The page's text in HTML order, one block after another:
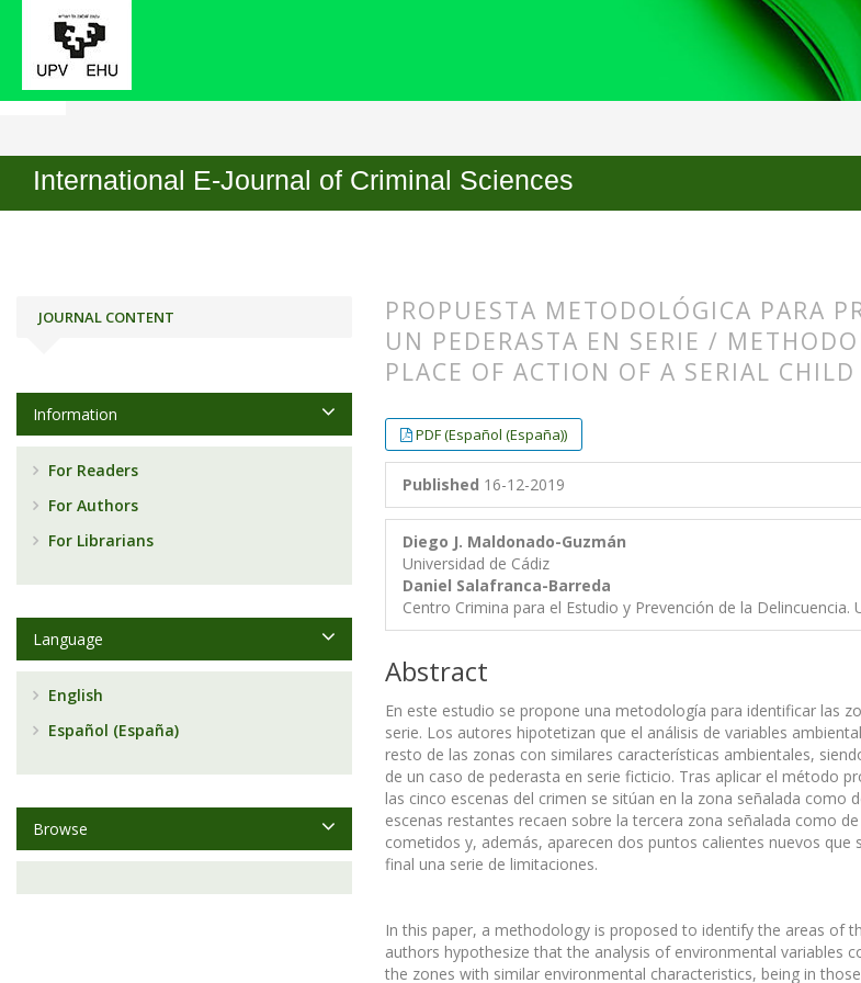
International E-Journal of Criminal Sciences
Home Archives No. 14 (2019): Special Issue Articles
PROPUESTA METODOLÓGICA PARA
UN PEDERASTA EN SERIE /
PLACE OF ACTION OF A SERIAL
PDF (Español (España))
Published 16-12-2019
Diego J. Maldonado-Guzmán
Universidad de Cádiz
Daniel Salafranca-Barreda
Centro Crimina para el Estudio y Prevención de la Delincuencia.
Abstract
En este estudio se propone una metodología para identificar las
serie. Los autores hipotetizan que el análisis de variables
resto de las zonas con similares características ambientales,
de un caso de pederasta en serie ficticio. Tras aplicar el método
las cinco escenas del crimen se sitúan en la zona señalada
escenas restantes recaen sobre la tercera zona señalada como
cometidos y, además, aparecen dos puntos calientes nuevos
final una serie de limitaciones.
In this paper, a methodology is proposed to identify the areas of
authors hypothesize that the analysis of environmental variables
the zones with similar environmental characteristics, being in
JOURNAL CONTENT
Information
For Readers
For Authors
For Librarians
Language
English
Español (España)
Browse